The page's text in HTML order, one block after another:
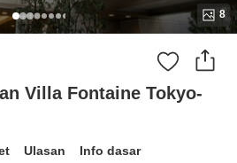
8
Villa Fontaine Tokyo-
Ulasan Info dasar